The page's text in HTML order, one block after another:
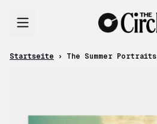
Startseite › The Summer Portraits